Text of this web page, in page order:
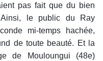
pas fait que du bien
le public du Ray
mi-temps hachée,
de toute beauté. Et la
de Mouloungui (48e)